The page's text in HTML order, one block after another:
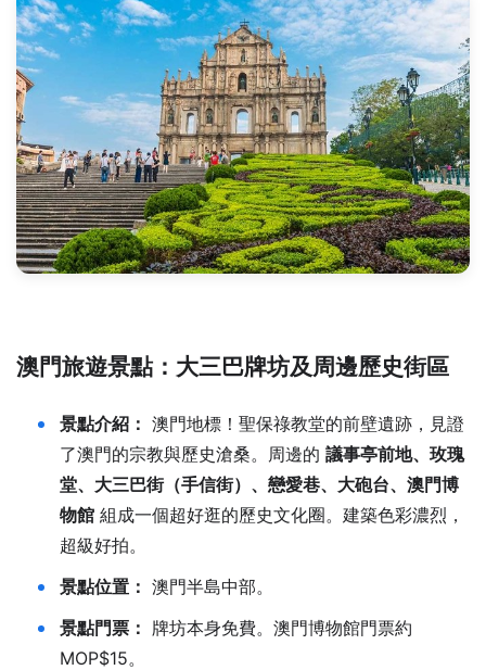
澳門旅遊景點： 大三巴牌坊及周邊歷史街區
景點介紹： 澳門地標！聖保祿教堂的前壁遺跡，見證
了澳門的宗教與歷史滄桑。周邊的 議事亭前地、玫瑰
堂、大三巴街（手信街）、戀愛巷、大砲台、澳門博
物館 組成一個超好逛的歷史文化圈。建築色彩濃烈，
超級好拍。
景點位置： 澳門半島中部。
景點門票： 牌坊本身免費。澳門博物館門票約
MOP$15。